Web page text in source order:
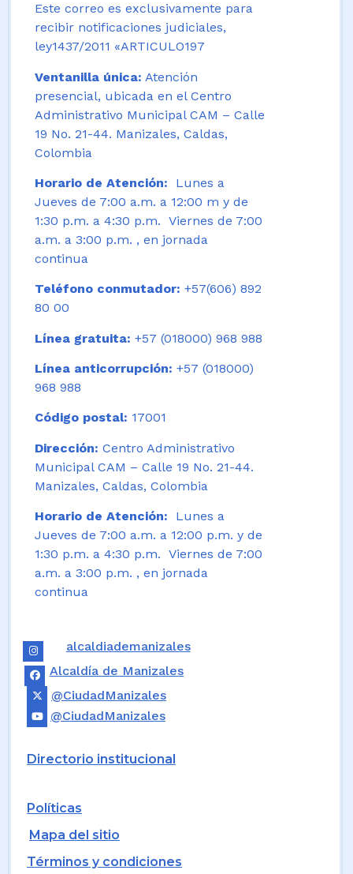
Este correo es exclusivamente para
recibir notificaciones judiciales,
ley1437/2011 «ARTICULO197
Ventanilla única: Atención
presencial, ubicada en el Centro
Administrativo Municipal CAM – Calle
19 No. 21-44. Manizales, Caldas,
Colombia
Horario de Atención:
Lunes a
Jueves de 7:00 a.m. a 12:00 m y de
1:30 p.m. a 4:30 p.m. Viernes de 7:00
a.m. a 3:00 p.m. , en jornada
continua
Teléfono conmutador: +57(606) 892
80 00
Línea gratuita: +57 (018000) 968 988
Línea anticorrupción: +57 (018000)
968 988
Código postal: 17001
Dirección: Centro Administrativo
Municipal CAM – Calle 19 No. 21-44.
Manizales, Caldas, Colombia
Horario de Atención: Lunes a
Jueves de 7:00 a.m. a 12:00 p.m. y de
1:30 p.m. a 4:30 p.m. Viernes de 7:00
a.m. a 3:00 p.m. , en jornada
continua
alcaldiademanizales
Alcaldía de Manizales
@CiudadManizales
@CiudadManizales
Directorio institucional
Políticas
Mapa del sitio
Términos y condiciones